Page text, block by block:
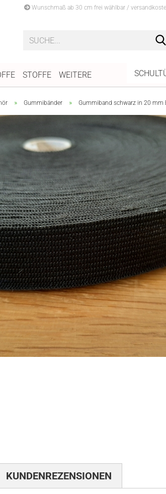
Wunschmaß ab 30 cm frei wählbar /
STOFFE WEITERE
» Gummibänder » Gummiband schwarz in 20 mm
KUNDENREZENSIONEN